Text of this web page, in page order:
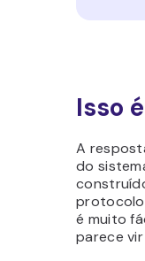
Isso
A
do
é muito
parece